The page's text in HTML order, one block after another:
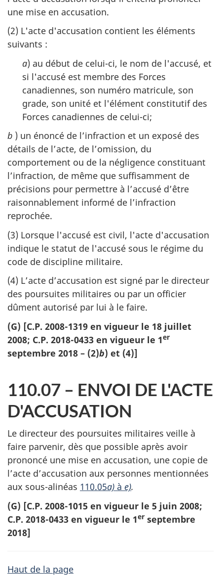
une mise en accusation.
(2) L'acte d'accusation contient les éléments
suivants :
a) au début de celui-ci, le nom de l'accusé, et
si l'accusé est membre des Forces
canadiennes, son numéro matricule, son
grade, son unité et l'élément constitutif des
Forces canadiennes de celui-ci;
b ) un énoncé de l’infraction et un exposé des
détails de l’acte, de l’omission, du
comportement ou de la négligence constituant
l’infraction, de même que suffisamment de
précisions pour permettre à l’accusé d’être
raisonnablement informé de l’infraction
reprochée.
(3) Lorsque l'accusé est civil, l'acte d'accusation
indique le statut de l'accusé sous le régime du
code de discipline militaire.
(4) L’acte d’accusation est signé par le directeur
des poursuites militaires ou par un officier
dûment autorisé par lui à le faire.
(G) [C.P. 2008-1319 en vigueur le 18 juillet
2008; C.P. 2018-0433 en vigueur le 1er
septembre 2018 – (2)b) et (4)]
110.07 – ENVOI DE L'ACTE
D'ACCUSATION
Le directeur des poursuites militaires veille à
faire parvenir, dès que possible après avoir
prononcé une mise en accusation, une copie de
l’acte d’accusation aux personnes mentionnées
aux sous-alinéas 110.05a) à e).
(G) [C.P. 2008-1015 en vigueur le 5 juin 2008;
C.P. 2018-0433 en vigueur le 1er septembre
2018]
Haut de la page